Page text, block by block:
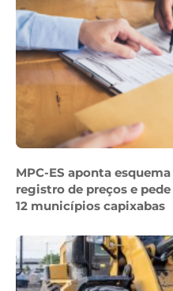
MPC-ES aponta
registro de preços e
12 municípios capixabas